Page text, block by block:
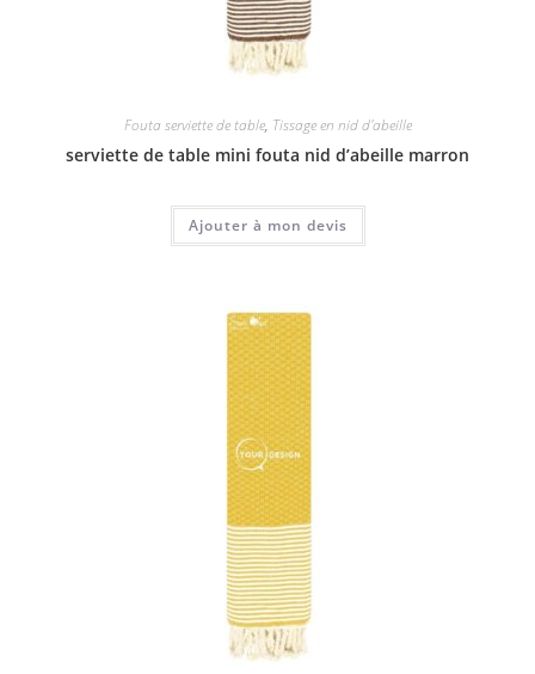
Fouta serviette de table, Tissage en nid d'abeille
serviette de table mini fouta nid d’abeille marron
Ajouter à mon devis